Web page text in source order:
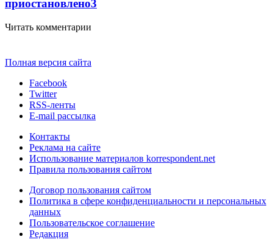
приостановлено3
Читать комментарии
Полная версия сайта
Facebook
Twitter
RSS-ленты
E-mail рассылка
Контакты
Реклама на сайте
Использование материалов korrespondent.net
Правила пользования сайтом
Договор пользования сайтом
Политика в сфере конфиденциальности и персональных
данных
Пользовательское соглашение
Редакция